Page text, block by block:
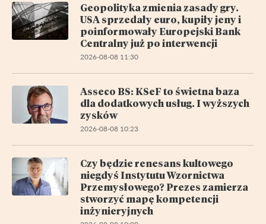
Geopolityka zmienia zasady gry.
USA sprzedały euro, kupiły jeny i
poinformowały Europejski Bank
Centralny już po interwencji
2026-08-08 11:30
Asseco BS: KSeF to świetna baza
dla dodatkowych usług. I wyższych
zysków
2026-08-08 10:23
Czy będzie renesans kultowego
niegdyś Instytutu Wzornictwa
Przemysłowego? Prezes zamierza
stworzyć mapę kompetencji
inżynieryjnych